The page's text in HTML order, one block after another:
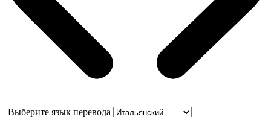
Выберите язык перевода